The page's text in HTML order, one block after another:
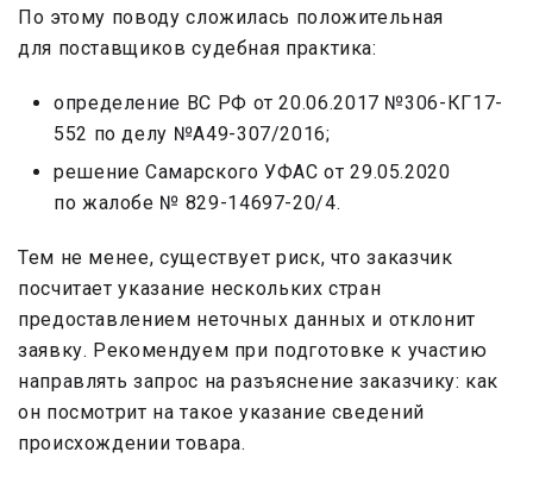
По этому поводу сложилась положительная
для поставщиков судебная практика:
определение ВС РФ от 20.06.2017 №306-КГ17-
552 по делу №А49-307/2016;
решение Самарского УФАС от 29.05.2020
по жалобе № 829-14697-20/4.
Тем не менее, существует риск, что заказчик
посчитает указание нескольких стран
предоставлением неточных данных и отклонит
заявку. Рекомендуем при подготовке к участию
направлять запрос на разъяснение заказчику: как
он посмотрит на такое указание сведений
происхождении товара.